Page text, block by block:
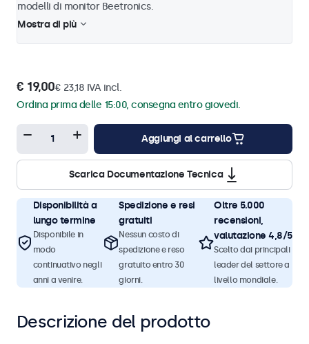
modelli di monitor Beetronics.
Mostra di più
€ 19,00€ 23,18 IVA incl.
Ordina prima delle 15:00, consegna entro giovedi.
Aggiungi al carrello
Scarica Documentazione Tecnica
Disponibilità a
lungo termine
Disponibile in
modo
continuativo negli
anni a venire.
Spedizione e resi
gratuiti
Nessun costo di
spedizione e reso
gratuito entro 30
giorni.
Oltre 5.000
recensioni,
valutazione 4,8/5
Scelto dai principali
leader del settore a
livello mondiale.
Descrizione del prodotto